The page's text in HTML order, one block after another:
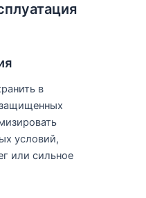
в
условий,
или сильное